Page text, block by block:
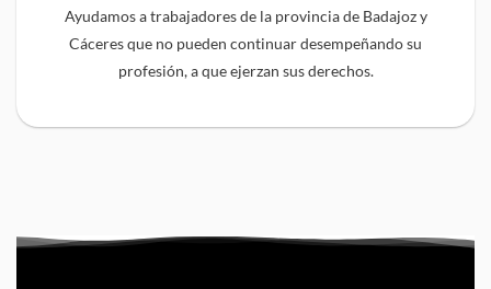
Ayudamos a trabajadores de la provincia de Badajoz y
Cáceres que no pueden continuar desempeñando su
profesión, a que ejerzan sus derechos.